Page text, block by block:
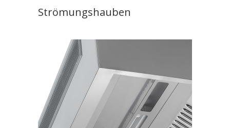
Strömungshauben